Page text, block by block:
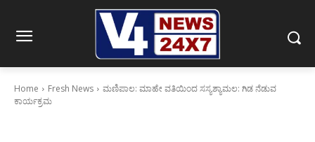
Home Fresh News
ಮಣಿಪಾಲ: ಮಾಹೇ ವತಿಯಿಂದ ಸಸ್ಯಶ್ಯಾಮಲ: ಗಿಡ ನೆಡುವ
ಕಾರ್ಯಕ್ರಮ